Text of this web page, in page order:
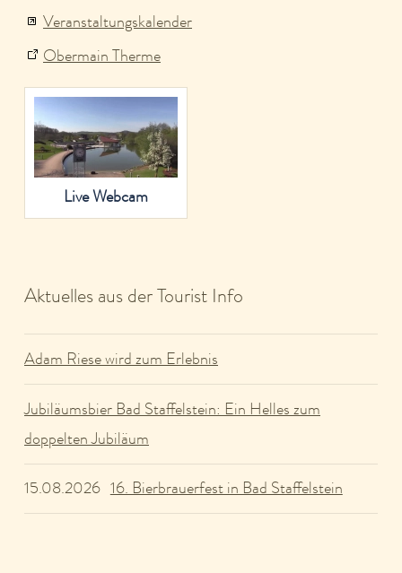
Veranstaltungskalender
Obermain Therme
Live Webcam
Aktuelles aus der Tourist Info
Adam Riese wird zum Erlebnis
Jubiläumsbier Bad Staffelstein: Ein Helles zum
doppelten Jubiläum
15.08.2026 16. Bierbrauerfest in Bad Staffelstein